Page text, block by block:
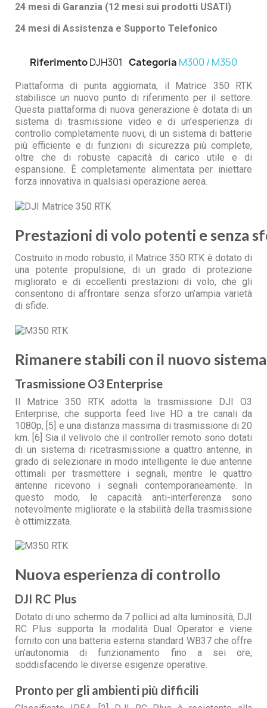
24 mesi di Garanzia (12 mesi sui prodotti USATI)
24 mesi di Assistenza e Supporto Telefonico
RiferimentoDJH301 Categoria M300 / M350
Piattaforma di punta aggiornata, il Matrice 350 RTK
stabilisce un nuovo punto di riferimento per il settore.
Questa piattaforma di nuova generazione è dotata di un
sistema di trasmissione video e di un’esperienza di
controllo completamente nuovi, di un sistema di batterie
più efficiente e di funzioni di sicurezza più complete,
oltre che di robuste capacità di carico utile e di
espansione. È completamente alimentata per iniettare
forza innovativa in qualsiasi operazione aerea.
Prestazioni di volo potenti e senza
Costruito in modo robusto, il Matrice 350 RTK è dotato di
una potente propulsione, di un grado di protezione
migliorato e di eccellenti prestazioni di volo, che gli
consentono di affrontare senza sforzo un’ampia varietà
di sfide.
Rimanere stabili con il nuovo
Trasmissione O3 Enterprise
Il Matrice 350 RTK adotta la trasmissione DJI O3
Enterprise, che supporta feed live HD a tre canali da
1080p, [5] e una distanza massima di trasmissione di 20
km. [6] Sia il velivolo che il controller remoto sono dotati
di un sistema di ricetrasmissione a quattro antenne, in
grado di selezionare in modo intelligente le due antenne
ottimali per trasmettere i segnali, mentre le quattro
antenne ricevono i segnali contemporaneamente. In
questo modo, le capacità anti-interferenza sono
notevolmente migliorate e la stabilità della trasmissione
è ottimizzata.
Nuova esperienza di controllo
DJI RC Plus
Dotato di uno schermo da 7 pollici ad alta luminosità, DJI
RC Plus supporta la modalità Dual Operator e viene
fornito con una batteria esterna standard WB37 che offre
un’autonomia di funzionamento fino a sei ore,
soddisfacendo le diverse esigenze operative.
Pronto per gli ambienti più difficili